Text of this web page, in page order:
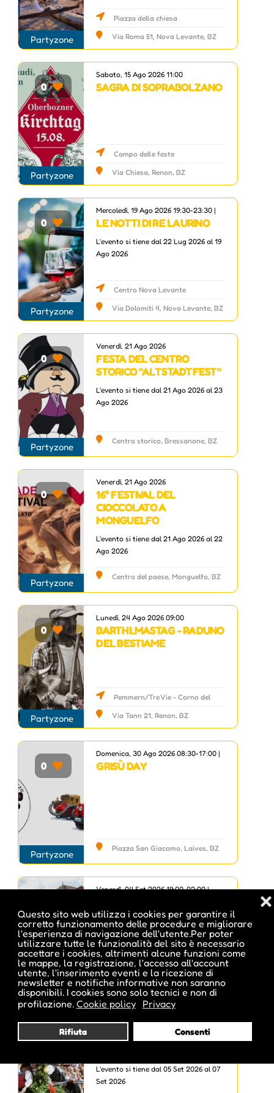
Questo sito web utilizza i cookies per garantire il
corretto funzionamento delle procedure e migliorare
l'esperienza di navigazione dell'utente.Per poter
utilizzare tutte le funzionalità del sito è necessario
accettare i cookies, altrimenti alcune funzioni come
le mappe, la registrazione, l'accesso all'account
utente, l'inserimento eventi e la ricezione di
newsletter e notifiche informative non saranno
disponibili. I cookies sono solo tecnici e non di
profilazione. Cookie policy Privacy
Rifiuta Consenti
❌
Partyzone
Piazza della chiesa
Via Roma 51, Nova Levante, BZ
0
Partyzone
Sabato, 15 Ago 2026 11:00
SAGRA DI SOPRABOLZANO
Campo delle feste
Via Chiesa, Renon, BZ
0
Partyzone
Mercoledì, 19 Ago 2026 19:30-23:30 |
LE NOTTI DI RE LAURINO
L'evento si tiene dal 22 Lug 2026 al 19
Ago 2026
Centro Nova Levante
Via Dolomiti 4, Nova Levante, BZ
0
Partyzone
Venerdì, 21 Ago 2026
FESTA DEL CENTRO
STORICO "ALTSTADTFEST"
L'evento si tiene dal 21 Ago 2026 al 23
Ago 2026
Centro storico, Bressanone, BZ
0
Partyzone
Venerdì, 21 Ago 2026
16° FESTIVAL DEL
CIOCCOLATO A
MONGUELFO
L'evento si tiene dal 21 Ago 2026 al 22
Ago 2026
Centro del paese, Monguelfo, BZ
0
Partyzone
Lunedì, 24 Ago 2026 09:00
BARTHLMASTAG - RADUNO
DEL BESTIAME
Pemmern/Tre Vie - Corno del
Renon
Via Tann 21, Renon, BZ
0
Partyzone
Domenica, 30 Ago 2026 08:30-17:00 |
GRISÙ DAY
Piazza San Giacomo, Laives, BZ
Partyzone
Venerdì, 04 Set 2026 19:00-02:00 |
L'evento si tiene dal 04 Set 2026 al 06
Set 2026
S. Paolo
St. Pauls, Appiano s.s.d.v, BZ
0
Sabato, 05 Set 2026
SAGRA DELLA VAL
L'evento si tiene dal 05 Set 2026 al 07
Set 2026